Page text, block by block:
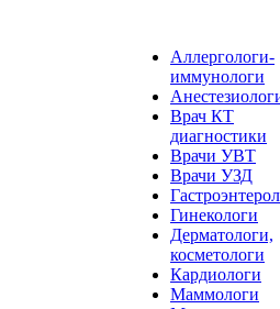
Аллергологи-
иммунологи
Врач КТ
диагностики
Врачи УВТ
Врачи УЗД
Гинекологи
Дерматологи,
косметологи
Кардиологи
Маммологи